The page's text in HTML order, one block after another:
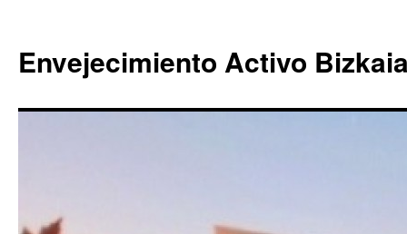
Envejecimiento Activo